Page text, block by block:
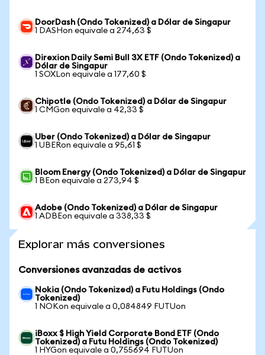
DoorDash (Ondo Tokenized) a Dólar de Singapur
1 DASHon equivale a 274,63 $
Direxion Daily Semi Bull 3X ETF (Ondo Tokenized) a
Dólar de Singapur
1 SOXLon equivale a 177,60 $
Chipotle (Ondo Tokenized) a Dólar de Singapur
1 CMGon equivale a 42,33 $
Uber (Ondo Tokenized) a Dólar de Singapur
1 UBERon equivale a 95,61 $
Bloom Energy (Ondo Tokenized) a Dólar de Singapur
1 BEon equivale a 273,94 $
Adobe (Ondo Tokenized) a Dólar de Singapur
1 ADBEon equivale a 338,33 $
Explorar más conversiones
Conversiones avanzadas de activos
Nokia (Ondo Tokenized) a Futu Holdings (Ondo
Tokenized)
1 NOKon equivale a 0,084849 FUTUon
iBoxx $ High Yield Corporate Bond ETF (Ondo
Tokenized) a Futu Holdings (Ondo Tokenized)
1 HYGon equivale a 0,755694 FUTUon